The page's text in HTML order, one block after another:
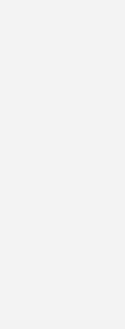
einverstanden, über
Abmeldung ist
finden Sie